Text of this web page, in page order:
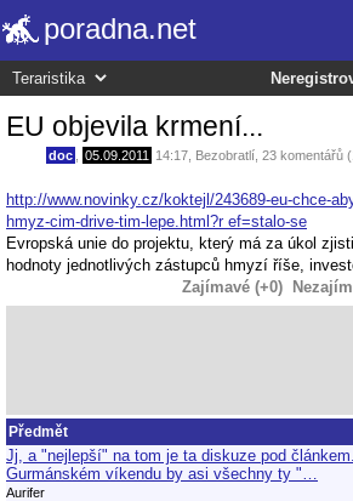
poradna.net
EU objevila krmení...
doc 05.09.2011 14:17 Bezobratlí , 23 komentářů
http://www.novinky.cz/koktejl/243689-eu-chce-
hmyz-cim-drive-tim-lepe.html?r ef=stalo-se
Evropská unie do projektu, který má za úkol
hodnoty jednotlivých zástupců hmyzí říše,
Zajímavé (+0)
Předmět
Jj, a "nejlepší" na tom je ta diskuze pod
Gurmánském víkendu by asi všechny ty "…
Aurifer